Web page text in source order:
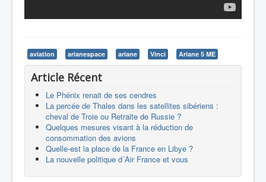
aviation arianespace ariane Vinci Ariane 5 ME
Article Récent
Le Phénix renait de ses cendres
La percée de Thales dans les satellites sibériens :
cheval de Troie ou Retraite de Russie ?
Quelques mesures visant à la réduction de
consommation des avions
Quelle-est la place de la France en Libye ?
La nouvelle politique d´Air France et vous